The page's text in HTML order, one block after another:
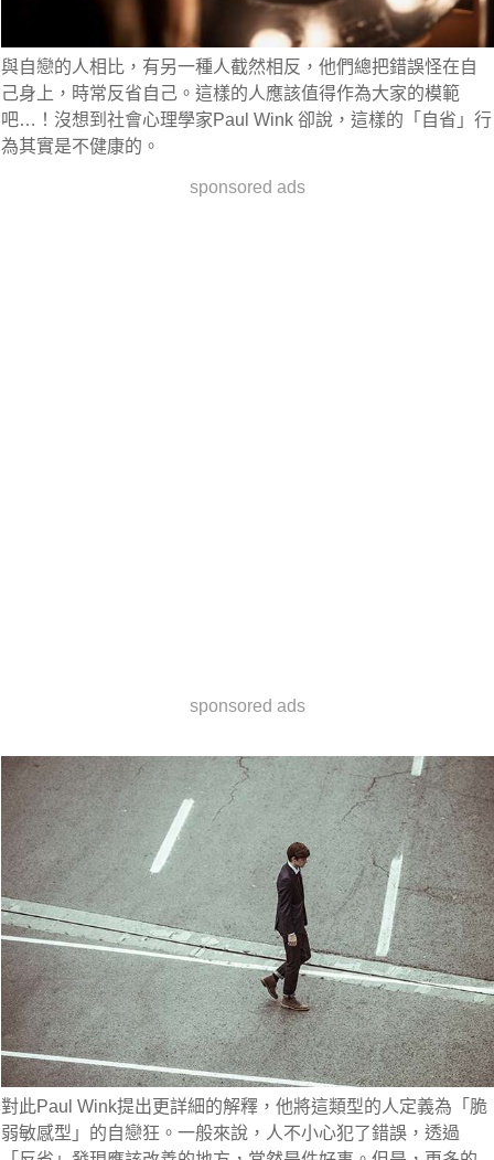
與自戀的人相比，有另一種人截然相反，他們總把錯誤怪在自
己身上，時常反省自己。這樣的人應該值得作為大家的模範
吧…！沒想到社會心理學家Paul Wink 卻說，這樣的「自省」行
為其實是不健康的。
sponsored ads
sponsored ads
對此Paul Wink提出更詳細的解釋，他將這類型的人定義為「脆
弱敏感型」的自戀狂。一般來說，人不小心犯了錯誤，透過